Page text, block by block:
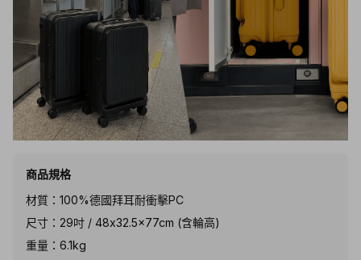
商品規格
材質：100%德國拜耳耐衝擊PC
尺寸：29吋 / 48x32.5x77cm (含輪高)
重量：6.1kg